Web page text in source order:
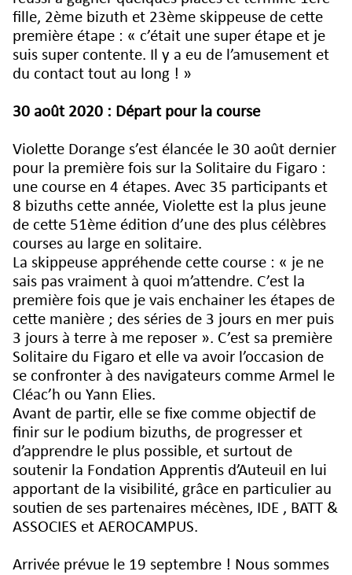
fille, 2ème bizuth et 23ème skippeuse de cette
première étape : « c’était une super étape et je
suis super contente. Il y a eu de l’amusement et
du contact tout au long ! »
30 août 2020 : Départ pour la course
Violette Dorange s’est élancée le 30 août dernier
pour la première fois sur la Solitaire du Figaro :
une course en 4 étapes. Avec 35 participants et
8 bizuths cette année, Violette est la plus jeune
de cette 51ème édition d’une des plus célèbres
courses au large en solitaire.
La skippeuse appréhende cette course : « je ne
sais pas vraiment à quoi m’attendre. C’est la
première fois que je vais enchainer les étapes de
cette manière ; des séries de 3 jours en mer puis
3 jours à terre à me reposer ». C’est sa première
Solitaire du Figaro et elle va avoir l’occasion de
se confronter à des navigateurs comme Armel le
Cléac’h ou Yann Elies.
Avant de partir, elle se fixe comme objectif de
finir sur le podium bizuths, de progresser et
d’apprendre le plus possible, et surtout de
soutenir la Fondation Apprentis d’Auteuil en lui
apportant de la visibilité, grâce en particulier au
soutien de ses partenaires mécènes, IDE , BATT &
ASSOCIES et AEROCAMPUS.
Arrivée prévue le 19 septembre ! Nous sommes